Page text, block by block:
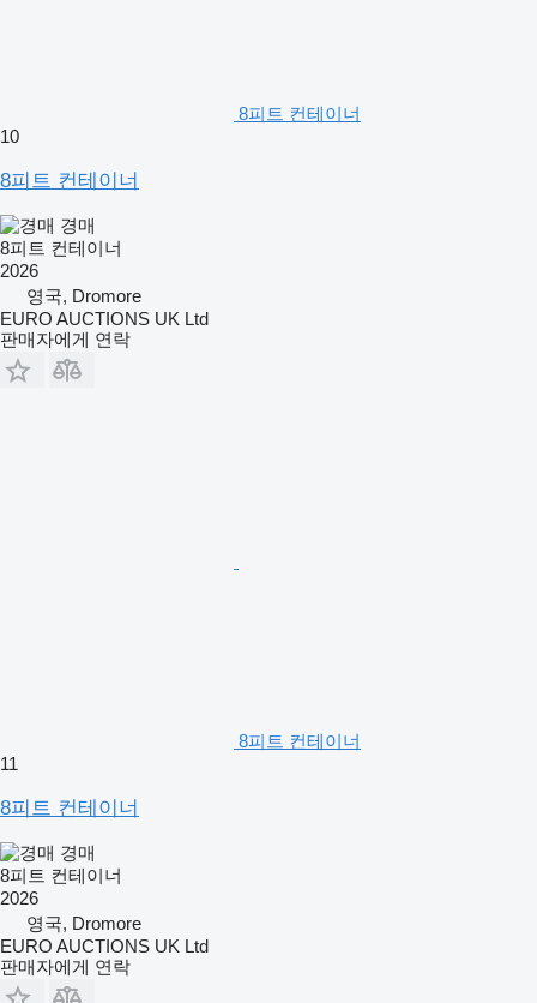
8피트 컨테이너
10
8피트 컨테이너
경매
8피트 컨테이너
2026
영국, Dromore
EURO AUCTIONS UK Ltd
판매자에게 연락
8피트 컨테이너
11
8피트 컨테이너
경매
8피트 컨테이너
2026
영국, Dromore
EURO AUCTIONS UK Ltd
판매자에게 연락